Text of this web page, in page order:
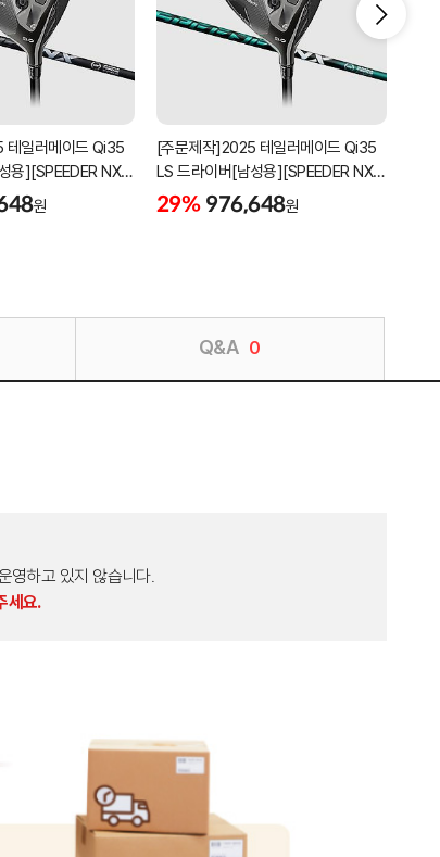
테일러메이드 Qi35
용][SPEEDER NX
원
[주문제작]2025 테일러메이드 Qi35
LS 드라이버[남성용][SPEEDER NX
GREEN]
29% 976,648원
Q&A 0
하고 있지 않습니다.
세요.